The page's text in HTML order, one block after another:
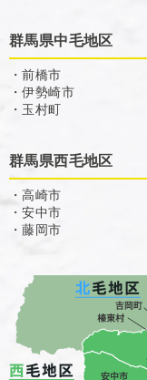
群馬県中毛地区
・前橋市
・伊勢崎市
・玉村町
群馬県西毛地区
・高崎市
・安中市
・藤岡市